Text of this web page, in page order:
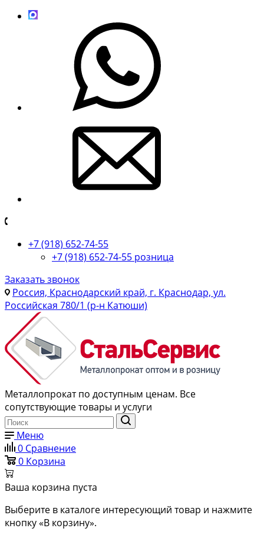
+7 (918) 652-74-55
+7 (918) 652-74-55 розница
Заказать звонок
Россия, Краснодарский край, г. Краснодар, ул.
Российская 780/1 (р-н Катюши)
Металлопрокат по доступным ценам. Все
сопутствующие товары и услуги
Меню
0 Сравнение
0 Корзина
Ваша корзина пуста
Выберите в каталоге интересующий товар и нажмите
кнопку «В корзину».